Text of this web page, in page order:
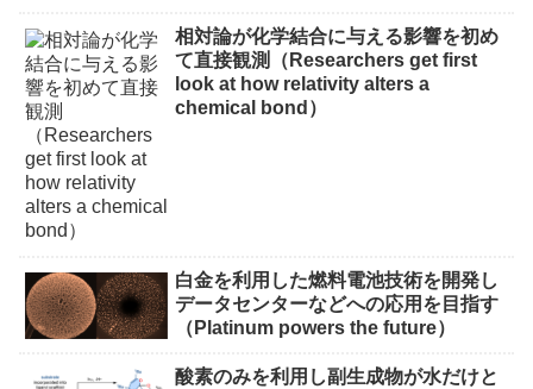
相対論が化学結合に与える影響を初め
て直接観測（Researchers get first
look at how relativity alters a
chemical bond）
白金を利用した燃料電池技術を開発し
データセンターなどへの応用を目指す
（Platinum powers the future）
酸素のみを利用し副生成物が水だけと